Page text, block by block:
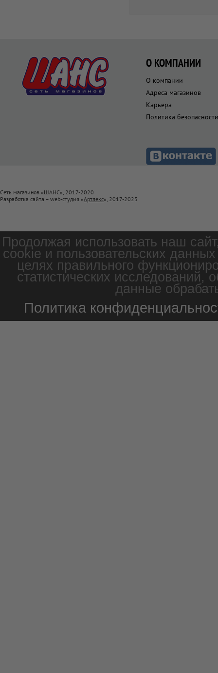
О КОМПАНИИ
О компании
Адреса магазинов
Карьера
Политика безопасности
Сеть магазинов «ШАНС», 2017-2020
Разработка сайта – web-студия «Артлекс», 2017-2023
Продолжая использовать наш
cookie и пользовательских
целях правильного
статистических
данные
Политика